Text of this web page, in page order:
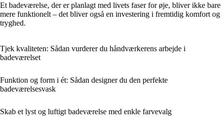
Et badeværelse, der er planlagt med livets faser for øje, bliver ikke bare
mere funktionelt – det bliver også en investering i fremtidig komfort og
tryghed.
Tjek kvaliteten: Sådan vurderer du håndværkerens arbejde i
badeværelset
Funktion og form i ét: Sådan designer du den perfekte
badeværelsesvask
Skab et lyst og luftigt badeværelse med enkle farvevalg